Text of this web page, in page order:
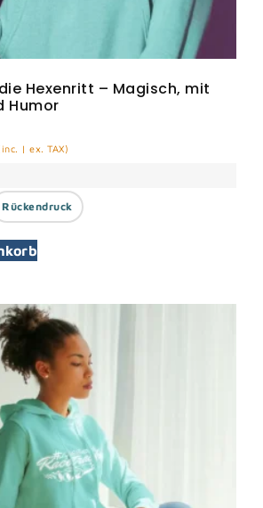
Hexenritt – Magisch, mit
Humor
| ex. TAX)
Rückendruck